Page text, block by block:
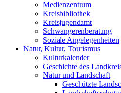
Medienzentrum
Kreisbibliothek
Kreisjugendamt
Schwangerenberatung
Soziale Angelegenheiten
Natur, Kultur, Tourismus
Kulturkalender
Geschichte des
Natur und Landschaft
Geschützte